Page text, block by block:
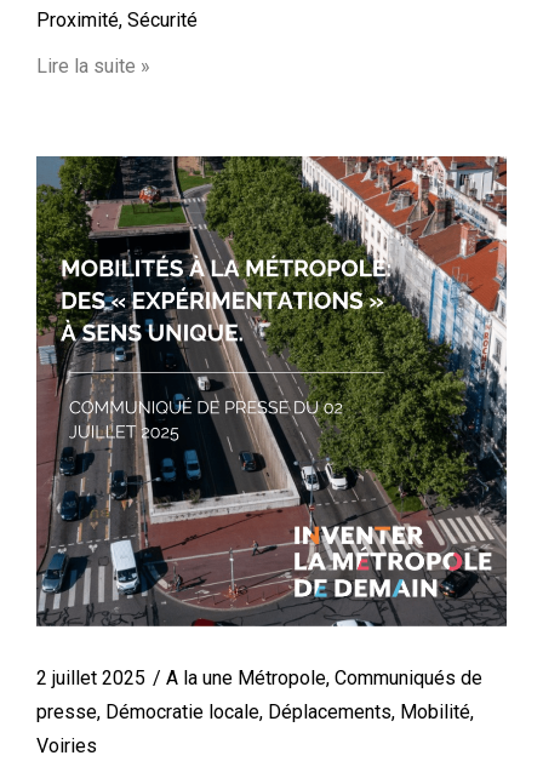
Proximité, Sécurité
Lire la suite »
2 juillet 2025 A la une Métropole, Communiqués de
presse, Démocratie locale, Déplacements, Mobilité,
Voiries